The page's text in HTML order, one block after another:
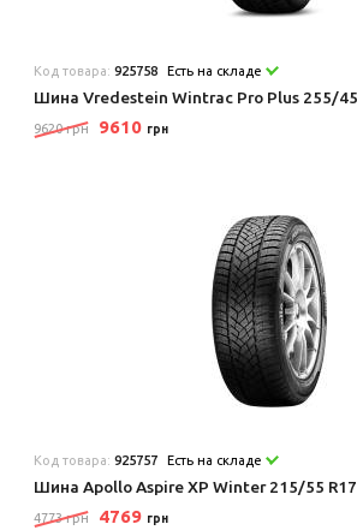
Код товара:925758 Есть на складе
Шина Vredestein Wintrac Pro Plus 255/45
9620 грн 9610 грн
Код товара:925757 Есть на складе
Шина Apollo Aspire XP Winter 215/55 R17
4773 грн 4769 грн